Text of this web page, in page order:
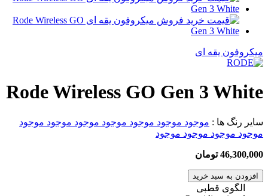
میکروفون یقه ای
Rode Wireless GO Gen 3 White
سایر رنگ ها : موجود موجود موجود موجود موجود موجود موجود
موجود موجود موجود موجود
46,300,000 تومان
افزودن به سبد خرید
الگوی قطبی